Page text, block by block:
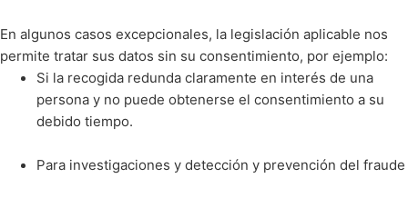
En algunos casos excepcionales, la legislación aplicable nos
permite tratar sus datos sin su consentimiento, por ejemplo:
Si la recogida redunda claramente en interés de una
persona y no puede obtenerse el consentimiento a su
debido tiempo.
Para investigaciones y detección y prevención del fraude